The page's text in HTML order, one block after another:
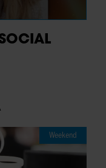
Weekend